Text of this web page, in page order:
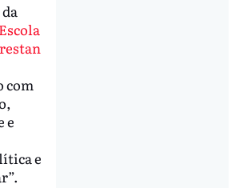
Escola
com
e
e